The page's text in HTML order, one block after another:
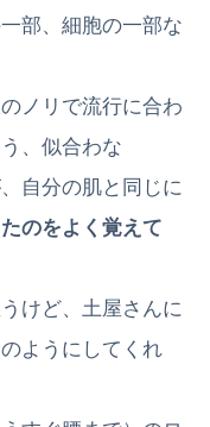
部、細胞の一部な
ノリで流行に合わ
、似合わな
自分の肌と同じに
のをよく覚えて
けど、土屋さんに
ようにしてくれ